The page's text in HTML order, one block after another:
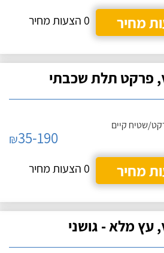
מחיר
0 הצעות מחיר
פרקט תלת שכבתי
שטיח קיים
₪35-190
מחיר
0 הצעות מחיר
מלא - גושני